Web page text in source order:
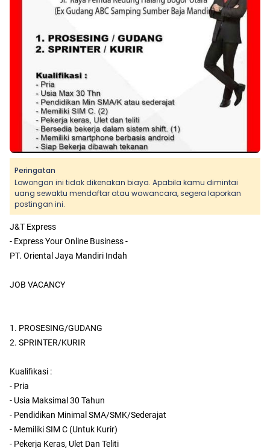
Peringatan
Lowongan ini tidak dikenakan biaya. Apabila kamu dimintai
uang sewaktu mendaftar atau wawancara, segera laporkan
postingan ini.
J&T Express
- Express Your Online Business -
PT. Oriental Jaya Mandiri Indah
JOB VACANCY
1. PROSESING/GUDANG
2. SPRINTER/KURIR
Kualifikasi :
- Pria
- Usia Maksimal 30 Tahun
- Pendidikan Minimal SMA/SMK/Sederajat
- Memiliki SIM C (Untuk Kurir)
- Pekerja Keras, Ulet Dan Teliti